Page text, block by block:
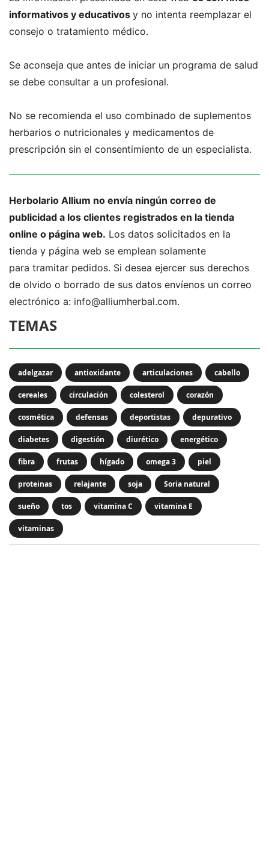
informativos y educativos y no intenta reemplazar el
consejo o tratamiento médico.
Se aconseja que antes de iniciar un programa de salud
se debe consultar a un profesional.
No se recomienda el uso combinado de suplementos
herbarios o nutricionales y medicamentos de
prescripción sin el consentimiento de un especialista.
Herbolario Allium no envía ningún correo de
publicidad a los clientes registrados en la tienda
online o página web. Los datos solicitados en la
tienda y página web se emplean solamente
para tramitar pedidos. Si desea ejercer sus derechos
de olvido o borrado de sus datos envíenos un correo
electrónico a: info@alliumherbal.com.
TEMAS
adelgazar antioxidante articulaciones cabello
cereales circulación colesterol corazón
cosmética defensas deportistas depurativo
diabetes digestión diurético energético
fibra frutas hígado omega 3 piel
proteinas relajante soja Soria natural
sueño tos vitamina C vitamina E
vitaminas